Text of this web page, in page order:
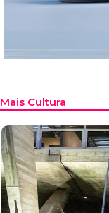
Mais Cultura